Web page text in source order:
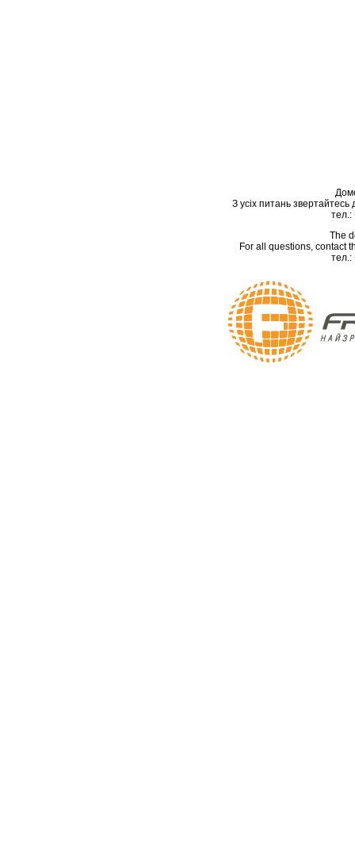
З усіх питань звертайтесь
тел.:
The
For all questions, contact
тел.: